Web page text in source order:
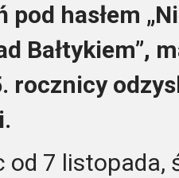
pod hasłem
Bałtykiem”,
rocznicy
od 7